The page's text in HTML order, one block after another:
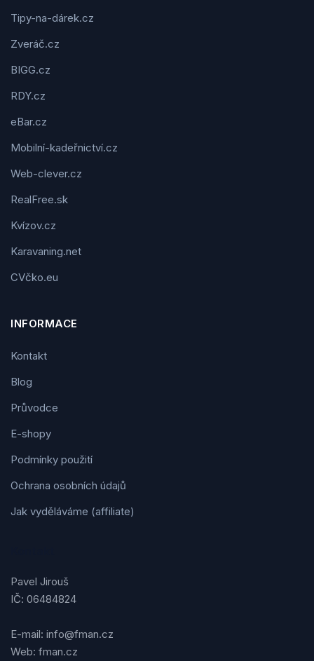
Tipy-na-dárek.cz
Zveráč.cz
BIGG.cz
RDY.cz
eBar.cz
Mobilní-kadeřnictví.cz
Web-clever.cz
RealFree.sk
Kvízov.cz
Karavaning.net
CVčko.eu
INFORMACE
Kontakt
Blog
Průvodce
E-shopy
Podmínky použití
Ochrana osobních údajů
Jak vyděláváme (affiliate)
Pavel Jirouš
IČ: 06484824
E-mail: info@fman.cz
Web: fman.cz